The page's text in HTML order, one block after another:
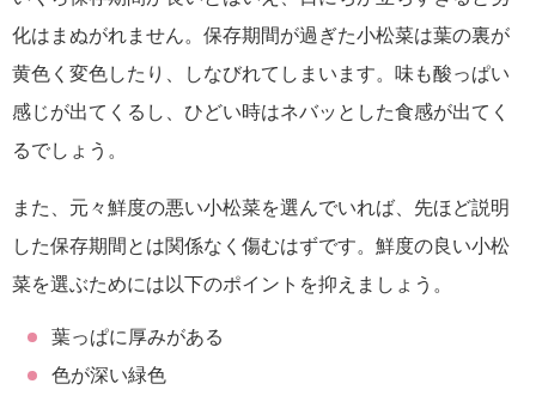
化はまぬがれません。保存期間が過ぎた小松菜は葉の裏が
黄色く変色したり、しなびれてしまいます。味も酸っぱい
感じが出てくるし、ひどい時はネバッとした食感が出てく
るでしょう。
また、元々鮮度の悪い小松菜を選んでいれば、先ほど説明
した保存期間とは関係なく傷むはずです。鮮度の良い小松
菜を選ぶためには以下のポイントを抑えましょう。
葉っぱに厚みがある
色が深い緑色